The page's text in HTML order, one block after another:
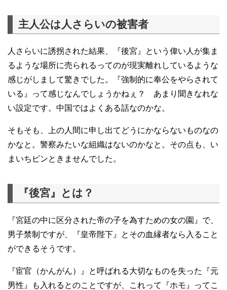
主人公は人さらいの被害者
人さらいに誘拐された結果、『後宮』という偉い人が集ま
るような場所に売られるってのが現実離れしているような
感じがしまして驚きでした。『強制的に奉公をやらされて
いる』って感じなんでしょうかねぇ？ あまり聞きなれな
い設定です。中国ではよくある話なのかな。
そもそも、上の人間に申し出てどうにかならないものなの
かなと。警察みたいな組織はないのかなと。その点も、い
まいちピンときませんでした。
『後宮』とは？
『宮廷の中に区分された帝の子を為すための女の園』で、
男子禁制ですが、『皇帝陛下』とその血縁者なら入ること
ができるそうです。
『宦官（かんがん）』と呼ばれる大切なものを失った『元
男性』も入れるとのことですが、これって『ホモ』ってこ